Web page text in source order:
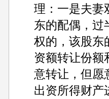
理：一是夫妻
东的配偶，过
权的，该股东
资额转让份额
意转让，但愿
出资所得财产